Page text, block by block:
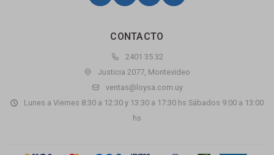
CONTACTO
2401 35 32
Justicia 2077, Montevideo
ventas@loysa.com.uy
Lunes a Viernes 8:30 a 12:30 y 13:30 a 17:30 hs Sábados 9:00 a 13:00
hs